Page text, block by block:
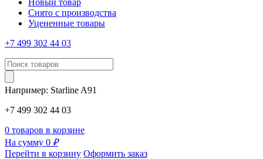
Снято с производства
Уцененные товары
+7 499 302 44 03
Например: Starline A91
+7 499 302 44 03
0 товаров в корзине
На сумму 0 ₽
Перейти в корзину Оформить заказ